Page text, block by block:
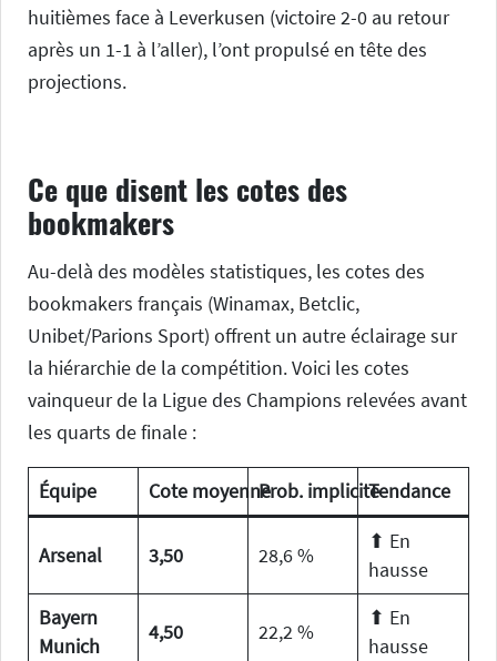
huitièmes face à Leverkusen (victoire 2-0 au retour
après un 1-1 à l’aller), l’ont propulsé en tête des
projections.
Ce que disent les cotes des
bookmakers
Au-delà des modèles statistiques, les cotes des
bookmakers français (Winamax, Betclic,
Unibet/Parions Sport) offrent un autre éclairage sur
la hiérarchie de la compétition. Voici les cotes
vainqueur de la Ligue des Champions relevées avant
les quarts de finale :
Équipe Cote moyenneProb. impliciteTendance
Arsenal 3,50 28,6 %
⬆ En
hausse
Bayern
Munich
4,50 22,2 %
⬆ En
hausse